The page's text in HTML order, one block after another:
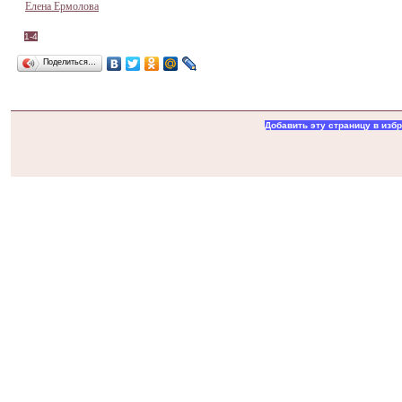
Елена Ермолова
1-4
Поделиться…
Добавить эту страницу в